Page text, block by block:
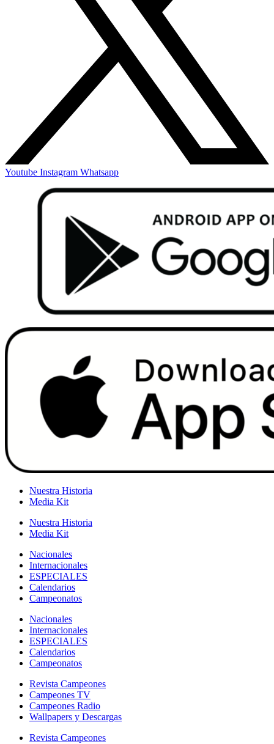
Youtube Instagram Whatsapp
Nuestra Historia
Media Kit
Nuestra Historia
Media Kit
Nacionales
Internacionales
ESPECIALES
Calendarios
Campeonatos
Nacionales
Internacionales
ESPECIALES
Calendarios
Campeonatos
Revista Campeones
Campeones TV
Campeones Radio
Wallpapers y Descargas
Revista Campeones